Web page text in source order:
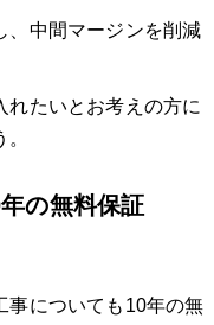
、中間マージンを削減
れたいとお考えの方に
の無料保証
事についても10年の無